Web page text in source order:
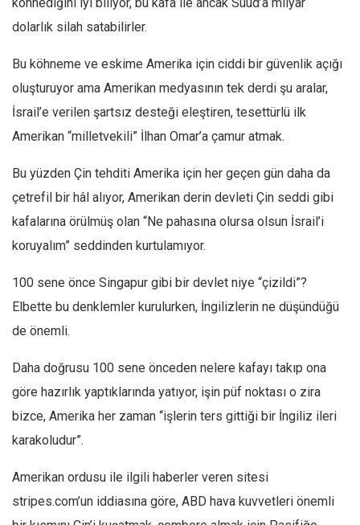
dolarlık silah satabilirler.
Bu köhneme ve eskime Amerika için ciddi bir güvenlik açığı
oluşturuyor ama Amerikan medyasının tek derdi şu aralar,
İsrail’e verilen şartsız desteği eleştiren, tesettürlü ilk
Amerikan “milletvekili” İlhan Omar’a çamur atmak.
Bu yüzden Çin tehditi Amerika için her geçen gün daha da
çetrefil bir hâl alıyor, Amerikan derin devleti Çin seddi gibi
kafalarına örülmüş olan “Ne pahasına olursa olsun İsrail’i
koruyalım” seddinden kurtulamıyor.
100 sene önce Singapur gibi bir devlet niye “çizildi”?
Elbette bu denklemler kurulurken, İngilizlerin ne düşündüğü
de önemli.
Daha doğrusu 100 sene önceden nelere kafayı takıp ona
göre hazırlık yaptıklarında yatıyor, işin püf noktası o zira
bizce, Amerika her zaman “işlerin ters gittiği bir İngiliz ileri
karakoludur”.
Amerikan ordusu ile ilgili haberler veren sitesi
stripes.com’un iddiasına göre, ABD hava kuvvetleri önemli